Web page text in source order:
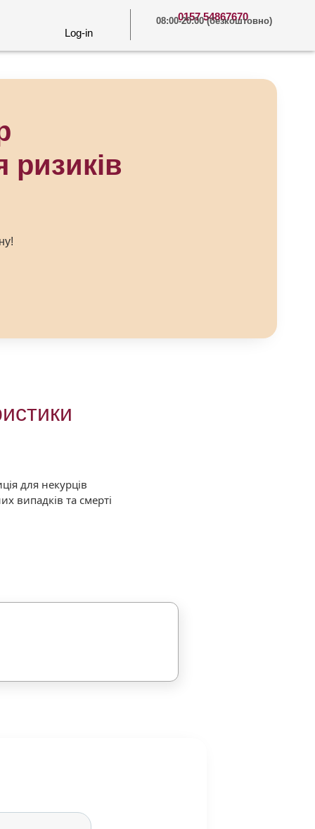
Log-in
0157 54867670
08:00-20:00 (безкоштовно)
ризиків
для некурців
випадків та смерті